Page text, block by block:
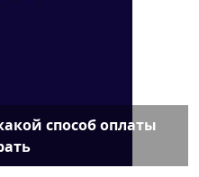
способ оплаты